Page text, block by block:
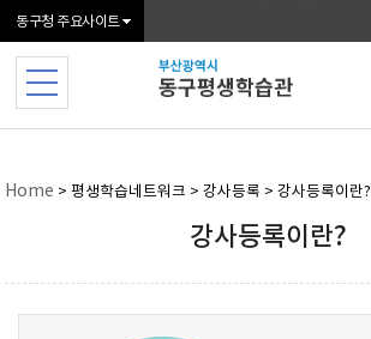
동구청 주요사이트
Home > 평생학습네트워크 > 강사등록 > 강사등록이란?
강사등록이란?